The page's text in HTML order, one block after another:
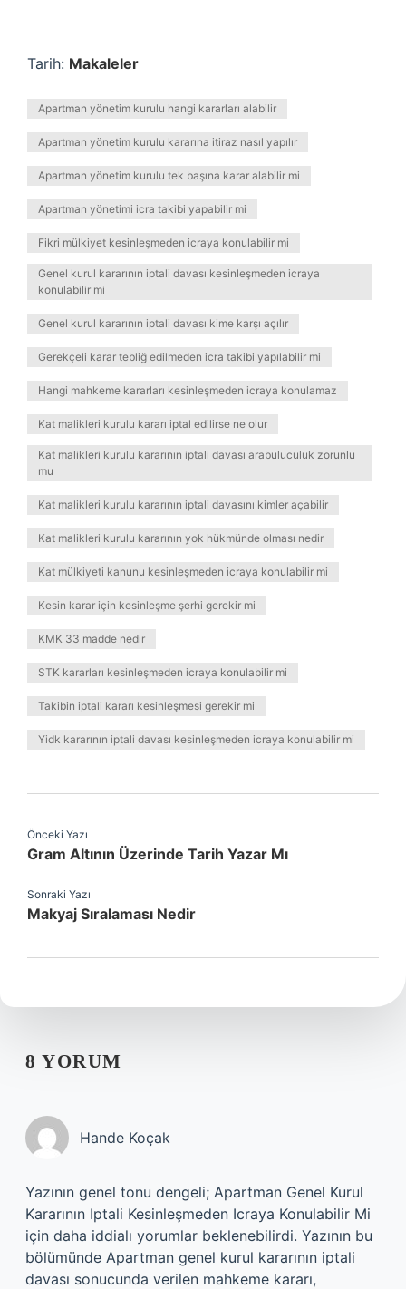
Tarih: Makaleler
Apartman yönetim kurulu hangi kararları alabilir
Apartman yönetim kurulu kararına itiraz nasıl yapılır
Apartman yönetim kurulu tek başına karar alabilir mi
Apartman yönetimi icra takibi yapabilir mi
Fikri mülkiyet kesinleşmeden icraya konulabilir mi
Genel kurul kararının iptali davası kesinleşmeden icraya
konulabilir mi
Genel kurul kararının iptali davası kime karşı açılır
Gerekçeli karar tebliğ edilmeden icra takibi yapılabilir mi
Hangi mahkeme kararları kesinleşmeden icraya konulamaz
Kat malikleri kurulu kararı iptal edilirse ne olur
Kat malikleri kurulu kararının iptali davası arabuluculuk zorunlu
mu
Kat malikleri kurulu kararının iptali davasını kimler açabilir
Kat malikleri kurulu kararının yok hükmünde olması nedir
Kat mülkiyeti kanunu kesinleşmeden icraya konulabilir mi
Kesin karar için kesinleşme şerhi gerekir mi
KMK 33 madde nedir
STK kararları kesinleşmeden icraya konulabilir mi
Takibin iptali kararı kesinleşmesi gerekir mi
Yidk kararının iptali davası kesinleşmeden icraya konulabilir mi
Önceki Yazı
Gram Altının Üzerinde Tarih Yazar Mı
Sonraki Yazı
Makyaj Sıralaması Nedir
8 YORUM
Hande Koçak
Yazının genel tonu dengeli; Apartman Genel Kurul
Kararının Iptali Kesinleşmeden Icraya Konulabilir Mi
için daha iddialı yorumlar beklenebilirdi. Yazının bu
bölümünde Apartman genel kurul kararının iptali
davası sonucunda verilen mahkeme kararı,